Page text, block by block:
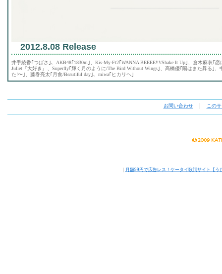
2012.8.08 Release
井手綾香｢つばさ｣、AKB48｢1830m｣、Kis-My-Ft2｢WANNA BEEEE!!!/Shake It Up｣、倉木麻衣｢恋
Juliet『大好き』、Superfly｢輝く月のように/The Bird Without Wings｣、高橋優｢陽はまた昇る｣
た!〜｣、藤巻亮太｢月食/Beautiful day｣、miwa｢ヒカリヘ｣
お問い合わせ│ この
｜ 月額99円で広告レス！ケータイ歌詞サイト【う